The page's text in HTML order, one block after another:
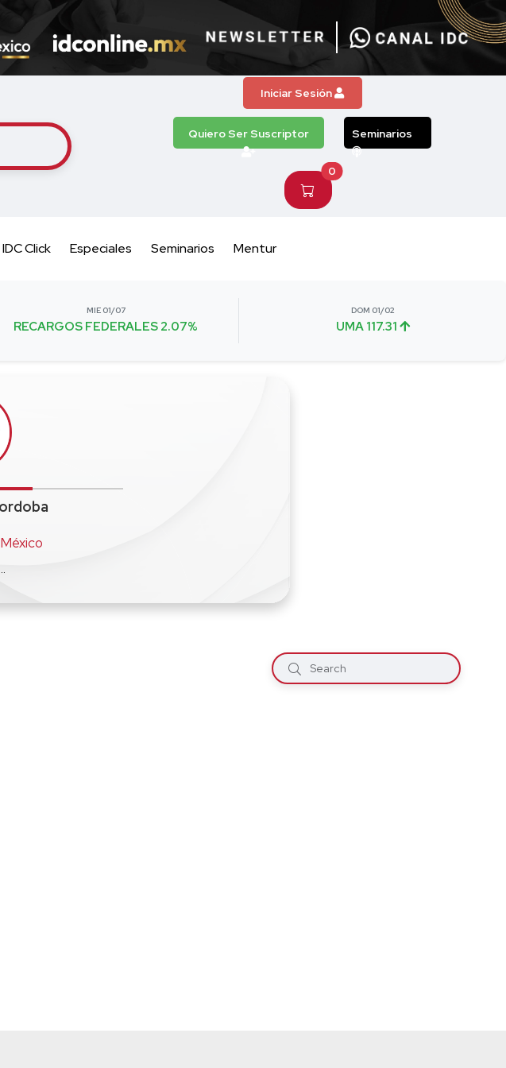
Iniciar Sesión
Quiero Ser Suscriptor Seminarios
0
IDC Click Especiales Seminarios Mentur
MIE 01/07
RECARGOS FEDERALES 2.07%
DOM 01/02
UMA 117.31